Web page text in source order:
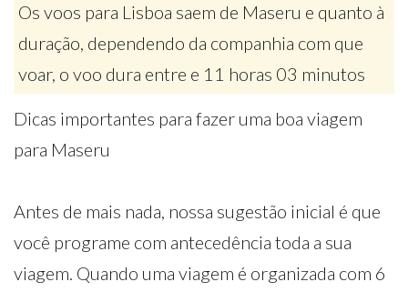
Os voos para Lisboa saem de Maseru e quanto à
duração, dependendo da companhia com que
voar, o voo dura entre e 11 horas 03 minutos
Dicas importantes para fazer uma boa viagem
para Maseru
Antes de mais nada, nossa sugestão inicial é que
você programe com antecedência toda a sua
viagem. Quando uma viagem é organizada com 6